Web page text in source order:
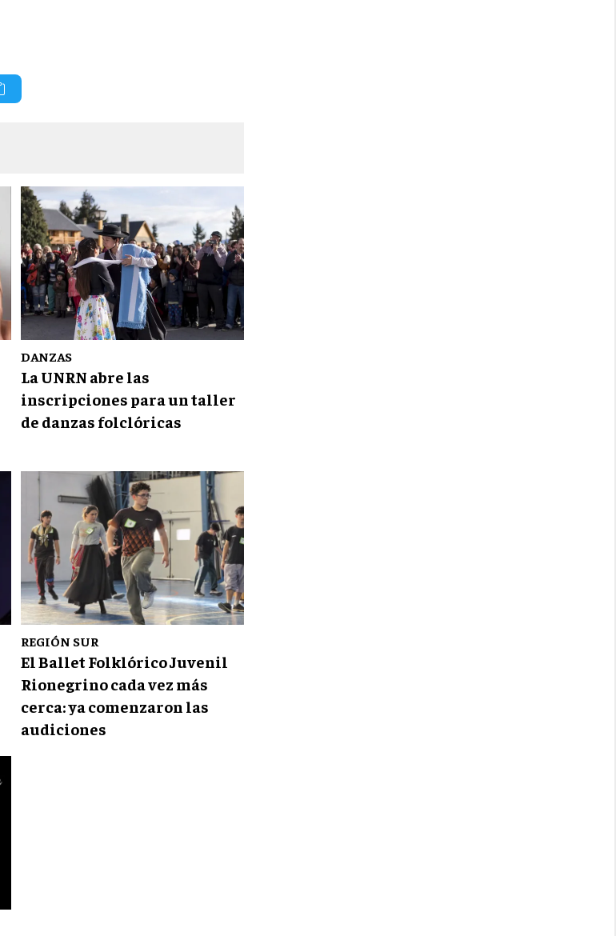
DANZAS
La UNRN abre las
inscripciones para un taller
de danzas folclóricas
REGIÓN SUR
El Ballet Folklórico Juvenil
Rionegrino cada vez más
cerca: ya comenzaron las
audiciones